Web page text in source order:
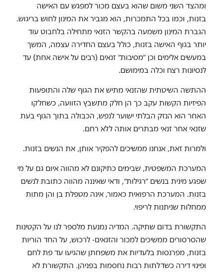
ומהצד השני משום שהוא בעצם מכור למפגש עם האישה
בזנות, וכמו בכל התמכרות, הוא מגביר את המינון לחוש בריגוש.
הגברת המינון משמעה בהקשר הזנאי מתחילה בלחבוט עוד
יותר בגוף האישה בזנות, כולל בעצם החדירה עצמה, המשך
במעשים אלימים וכן ״מסיבות״ זנאים (רבים על אישה אחת) עד
לנסיונות רצח וכלה במימושם.
ההתשה השיטתית שהזנאי מתיש את הגוף שלה והתופעות
הפיזיות הקשות עקב כך הן חלק מתשבץ הזוועה, כשחלקו
האחר הוא הנזק הבלתי ישוער לנפש, הכבולה בתוך הגוף בעת
שזנאי אחר זנאי מבתרים אותה ללא רחם.
ולמרות זאת, אנחנו ממשיכים להפקיר אותן, את הנשים בזנות.
המערכת המשפטית, שבימים כתיקונם לא מהווה איום גם על מי
שפגע מינית בנשים ״רגילות״, ודאי שאיננה מהווה כתובת לנשים
בזנות. המערכת הרפואית כאמור, אינה מטפלת בן והן מתות
ממחלות שניתנות לריפוי.
התקשורת בדום שתיקה. המדיה נמנעת מלספר לנו על הקטינות
שהסרסורים ממשיכים למכור והזנאים- לרכוש, על החד הוריות
בזנות, מפרנסות בלעדיות את משפחתן שהגיעו עד פת לחם
ופינוי דירה כשדלתות רבות נחסמות בפניהן. התקשורת לא